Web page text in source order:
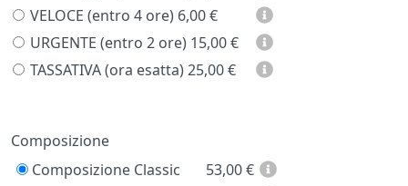
VELOCE (entro 4 ore) 6,00 €
URGENTE (entro 2 ore) 15,00 €
TASSATIVA (ora esatta) 25,00 €
Prezzo
Composizione
Composizione Classic
53,00€